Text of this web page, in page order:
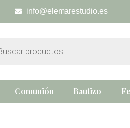
info@elemarestudio.es
Comunión Bautizo